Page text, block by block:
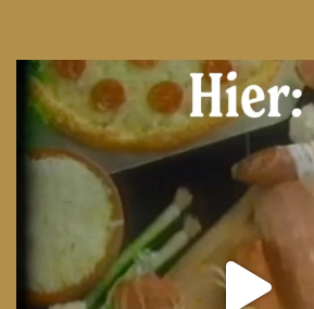
From wood-paneled basements
8 0